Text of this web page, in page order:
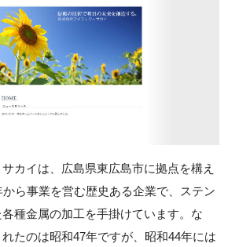
カイは、広島県東広島市に拠点を構え
ら事業を営む歴史ある企業で、ステン
種金属の加工を手掛けています。な
たのは昭和47年ですが、昭和44年には